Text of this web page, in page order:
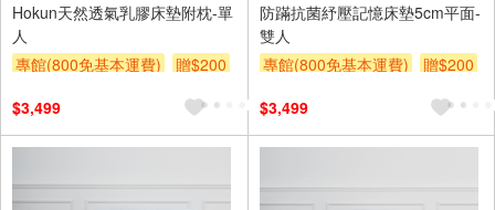
Hokun天然透氣乳膠床墊附枕-單
人
專館(800免基本運費)
贈$200
$3,499
防蹣抗菌紓壓記憶床墊5cm平面-
雙人
專館(800免基本運費)
贈$200
$3,499